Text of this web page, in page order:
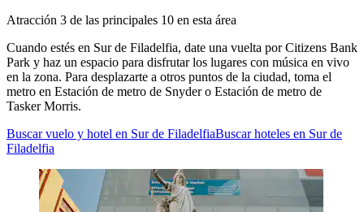
Atracción 3 de las principales 10 en esta área
Cuando estés en Sur de Filadelfia, date una vuelta por Citizens Bank
Park y haz un espacio para disfrutar los lugares con música en vivo
en la zona. Para desplazarte a otros puntos de la ciudad, toma el
metro en Estación de metro de Snyder o Estación de metro de
Tasker Morris.
Buscar vuelo y hotel en Sur de FiladelfiaBuscar hoteles en Sur de
Filadelfia